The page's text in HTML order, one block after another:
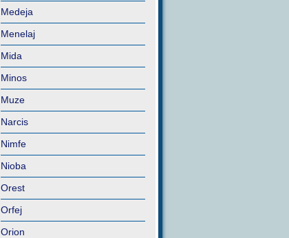
Medeja
Menelaj
Mida
Minos
Muze
Narcis
Nimfe
Nioba
Orest
Orfej
Orion